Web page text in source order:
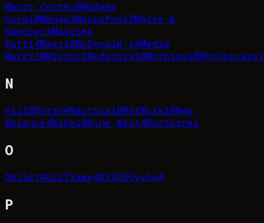
Macro Center0Madame
Coco10Mango3Markafoni2Marks &
Spencer1Massimo
Dutti4Mavi10McDonald's4Media
Markt10Migros1Modanisa10Morhipo10Mothercare1
N
n1110Natro4Nautica10NetWork10New
Balance4Nike10Nine West4Nocturne1
O
Obilet4Oriflame4OXXO3Oysho4
P